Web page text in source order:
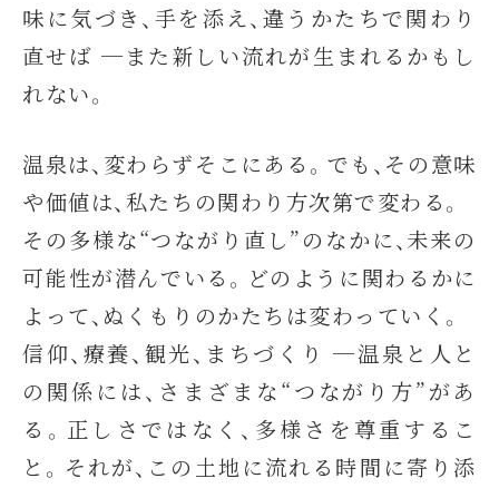
味に気づき、手を添え、違うかたちで関わり
直せば ─また新しい流れが生まれるかもし
れない。
温泉は、変わらずそこにある。でも、その意味
や価値は、私たちの関わり方次第で変わる。
その多様な“つながり直し”のなかに、未来の
可能性が潜んでいる。どのように関わるかに
よって、ぬくもりのかたちは変わっていく。
信仰、療養、観光、まちづくり ─温泉と人と
の関係には、さまざまな“つながり方”があ
る。正しさではなく、多様さを尊重するこ
と。それが、この土地に流れる時間に寄り添